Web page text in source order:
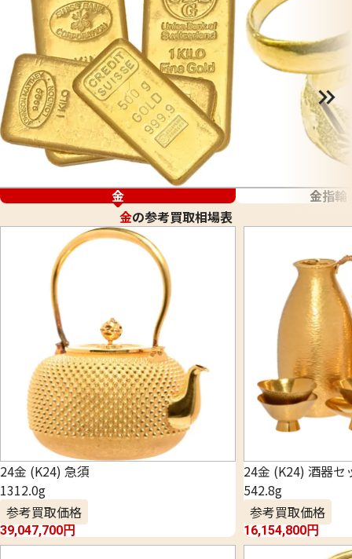
金
金指輪
金の参考買取相場表
24金 (K24) 急須
1312.0g
参考買取価格
39,047,700円
24金 (K24) 酒器セ
542.8g
参考買取価格
16,154,800円